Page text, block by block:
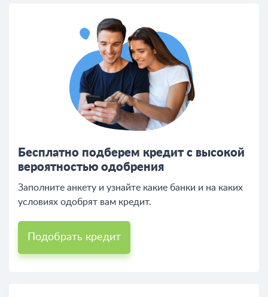
Бесплатно подберем кредит с высокой
вероятностью одобрения
Заполните анкету и узнайте какие банки и на каких
условиях одобрят вам кредит.
Подобрать кредит